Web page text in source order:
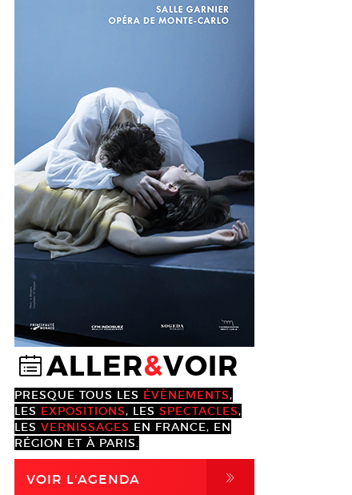
@ALLER&VOIR
PRESQUE TOUS LES ÉVÈNEMENTS,
LES EXPOSITIONS, LES SPECTACLES,
LES VERNISSAGES EN FRANCE, EN
RÉGION ET À PARIS.
VOIR L'AGENDA ,